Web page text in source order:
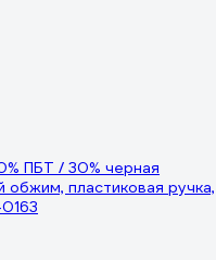
ПБT / 30% черная
пластиковая ручка,